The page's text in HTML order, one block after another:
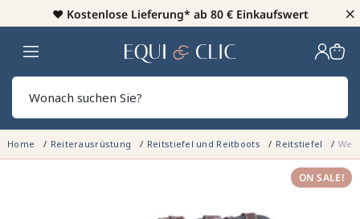
♥️ Kostenlose Lieferung* ab 80 € Einkaufswert ×
Heim
Home Reiterausrüstung Reitstiefel und Reitboots Reitstiefel
ON SALE!